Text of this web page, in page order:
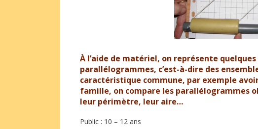
À l’aide de matériel, on représente
parallélogrammes, c’est-à-dire des
caractéristique commune, par exemple
famille, on compare les parallélogrammes
leur périmètre, leur aire…
Public : 10 – 12 ans